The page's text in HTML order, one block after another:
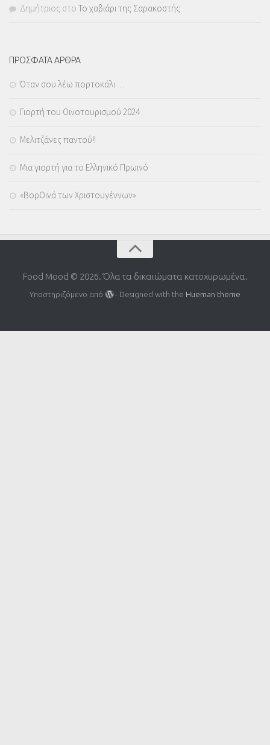
Δημήτριος στο Το χαβιάρι της Σαρακοστής
ΠΡΟΣΦΑΤΑ ΑΡΘΡΑ
Όταν σου λέω πορτοκάλι …
Γιορτή του Οινοτουρισμού 2024
Μελιτζάνες παντού!!
Μια γιορτή για το Ελληνικό Πρωινό
«ΒορΟινά των Χριστουγέννων»
Food Mood © 2026. Όλα τα δικαιώματα κατοχυρωμένα.
Υποστηριζόμενο από - Designed with the Hueman theme